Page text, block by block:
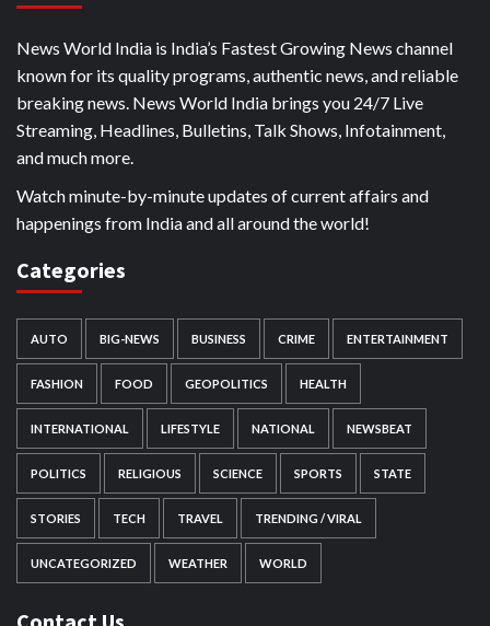
News World India is India’s Fastest Growing News channel
known for its quality programs, authentic news, and reliable
breaking news. News World India brings you 24/7 Live
Streaming, Headlines, Bulletins, Talk Shows, Infotainment,
and much more.
Watch minute-by-minute updates of current affairs and
happenings from India and all around the world!
Categories
AUTO BIG-NEWS BUSINESS CRIME ENTERTAINMENT
FASHION FOOD GEOPOLITICS HEALTH
INTERNATIONAL LIFESTYLE NATIONAL NEWSBEAT
POLITICS RELIGIOUS SCIENCE SPORTS STATE
STORIES TECH TRAVEL TRENDING / VIRAL
UNCATEGORIZED WEATHER WORLD